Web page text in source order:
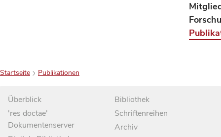
Startseite Publikationen
Überblick
'res doctae'
Dokumentenserver
Bibliothek
Schriftenreihen
Archiv